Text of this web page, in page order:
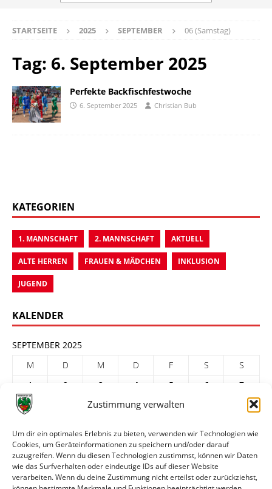
Zustimmung verwalten
Um dir ein optimales Erlebnis zu bieten, verwenden wir Technologien wie
Cookies, um Geräteinformationen zu speichern und/oder darauf
zuzugreifen. Wenn du diesen Technologien zustimmst, können wir Daten
wie das Surfverhalten oder eindeutige IDs auf dieser Website
verarbeiten. Wenn du deine Zustimmung nicht erteilst oder zurückziehst,
STARTSEITE 2025 SEPTEMBER 06 (Samstag)
Tag: 6. September 2025
Perfekte Backfischfestwoche
6. September 2025 Christian Bub
KATEGORIEN
1. MANNSCHAFT 2. MANNSCHAFT AKTUELL
ALTE HERREN FRAUEN & MÄDCHEN INKLUSION
JUGEND
KALENDER
SEPTEMBER 2025
M
D M D F S
S
1
2 3 4 5 6
7
8
10 11 12
22
23 24 25 26 27
29
30
« Aug.
Okt. »